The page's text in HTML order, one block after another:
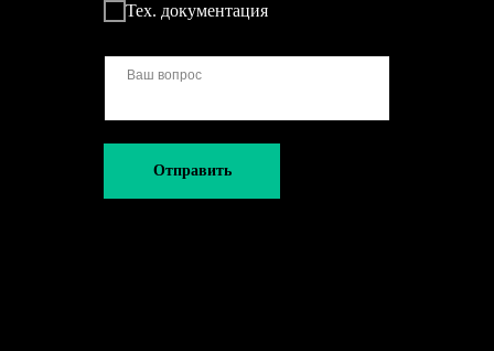
Тех. документация
Отправить